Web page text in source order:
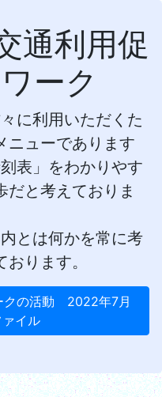
通利用促
ーク
に利用いただくた
ニューであります
表」をわかりやす
だと考えておりま
とは何かを常に考
ります。
クの活動 2022年7月
イル